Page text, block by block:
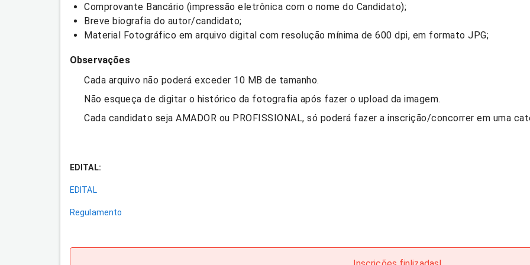
Comprovante Bancário (impressão eletrônica com o nome do Candidato);
Breve biografia do autor/candidato;
Material Fotográfico em arquivo digital com resolução mínima de 600 dpi, em formato JPG;
Observações
Cada arquivo não poderá exceder 10 MB de tamanho.
Não esqueça de digitar o histórico da fotografia após fazer o upload da imagem.
Cada candidato seja AMADOR ou PROFISSIONAL, só poderá fazer a inscrição/concorrer em uma
EDITAL:
EDITAL
Regulamento